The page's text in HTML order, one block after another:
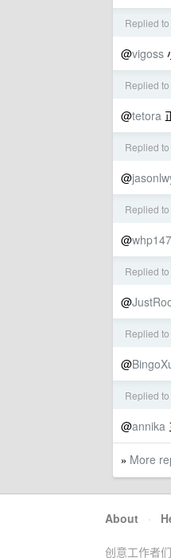
Replied
@vigoss
Replied
@tetora
Replied
@
Replied
@
Replied
@
Replied
@
Replied
@annika
» More
About ·
创意工作者